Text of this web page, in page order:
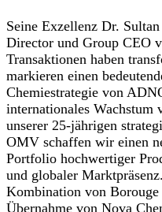
Seine Exzellenz Dr.
Director und Group CEO
Transaktionen haben
markieren einen
Chemiestrategie von
internationales Wachstum
unserer 25-jährigen
OMV schaffen wir einen
Portfolio hochwertiger
und globaler
Kombination von
Übernahme von Nova